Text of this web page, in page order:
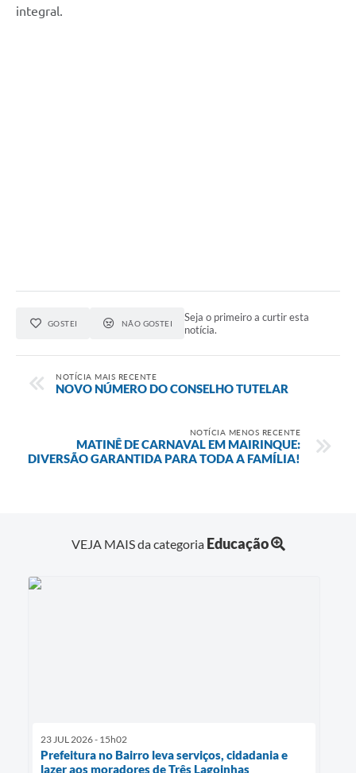
integral.
GOSTEI NÃO GOSTEI
Seja o primeiro a curtir esta
notícia.
NOTÍCIA MAIS RECENTE
NOVO NÚMERO DO CONSELHO TUTELAR
NOTÍCIA MENOS RECENTE
MATINÊ DE CARNAVAL EM MAIRINQUE:
DIVERSÃO GARANTIDA PARA TODA A FAMÍLIA!
VEJA MAIS da categoria Educação
23 JUL 2026 - 15h02
Prefeitura no Bairro leva serviços, cidadania e
lazer aos moradores de Três Lagoinhas